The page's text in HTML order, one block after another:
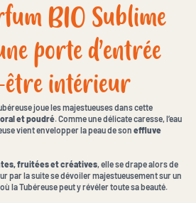
BIO Sublime
porte d’entrée
être intérieur
joue les majestueuses dans cette
et poudré . Comme une délicate caresse, l’eau
vient envelopper la peau de son effluve
fruitées et créatives , elle se drape alors de
par la suite se dévoiler majestueusement sur un
où la Tubéreuse peut y révéler toute sa beauté.